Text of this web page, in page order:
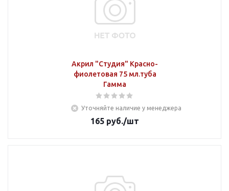
Акрил "Студия" Красно-
фиолетовая 75 мл.туба
Гамма
Уточняйте наличие у менеджера
165 руб./шт